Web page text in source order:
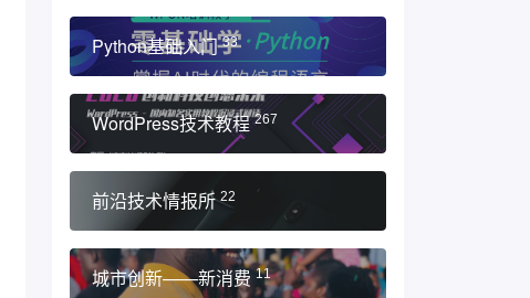
Python基础入门 33
WordPress技术教程 267
前沿技术情报所 22
城市创新——新消费 11